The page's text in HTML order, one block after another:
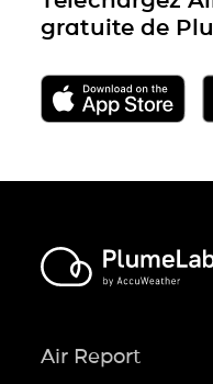
gratuite de
Air Report